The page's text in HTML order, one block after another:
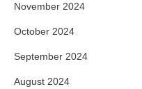
November 2024
October 2024
September 2024
August 2024